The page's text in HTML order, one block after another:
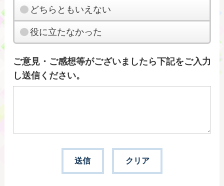
どちらともいえない
役に立たなかった
ご意見・ご感想等がございましたら下記をご入力
し送信ください。